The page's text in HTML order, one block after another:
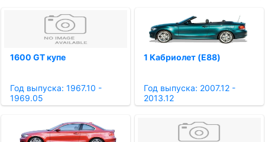
1600 GT купе
Год выпуска: 1967.10 -
1969.05
1 Кабриолет (E88)
Год выпуска: 2007.12 -
2013.12